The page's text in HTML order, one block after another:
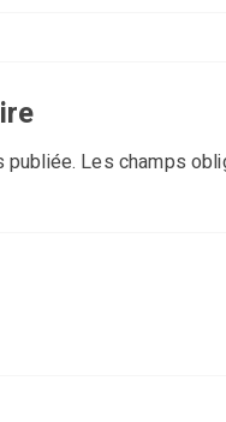
publiée. Les champs